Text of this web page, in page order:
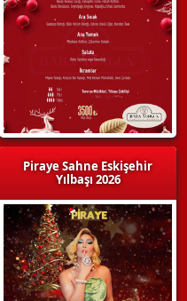
Piraye Sahne Eskişehir
Yılbaşı 2026